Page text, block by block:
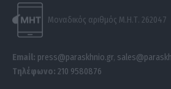
Μοναδικός αριθμός Μ.Η.Τ. 262047
Email: press@paraskhnio.gr,
Τηλέφωνο: 210 9580876